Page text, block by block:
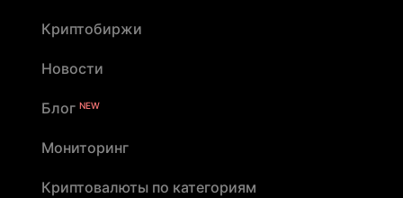
Криптобиржи
Новости
Блог NEW
Мониторинг
Криптовалюты по категориям